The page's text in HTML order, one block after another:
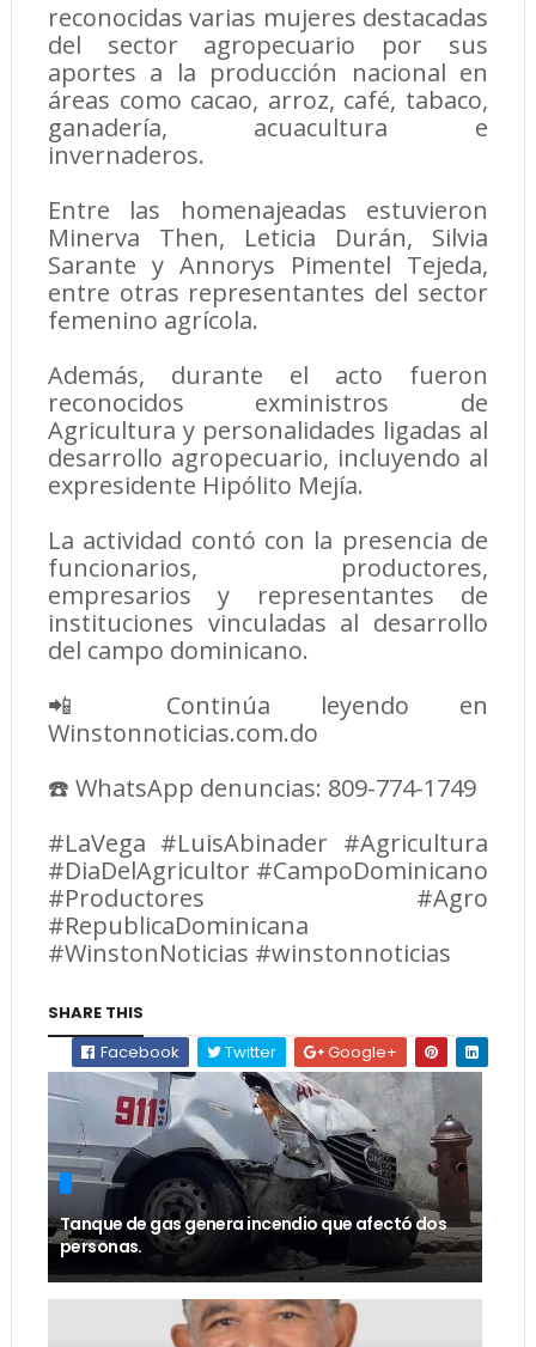
reconocidas varias mujeres destacadas
del sector agropecuario por sus
aportes a la producción nacional en
áreas como cacao, arroz, café, tabaco,
ganadería, acuacultura e
invernaderos.
Entre las homenajeadas estuvieron
Minerva Then, Leticia Durán, Silvia
Sarante y Annorys Pimentel Tejeda,
entre otras representantes del sector
femenino agrícola.
Además, durante el acto fueron
reconocidos exministros de
Agricultura y personalidades ligadas al
desarrollo agropecuario, incluyendo al
expresidente Hipólito Mejía.
La actividad contó con la presencia de
funcionarios, productores,
empresarios y representantes de
instituciones vinculadas al desarrollo
del campo dominicano.
📲 Continúa leyendo en
Winstonnoticias.com.do
☎️ WhatsApp denuncias: 809-774-1749
#LaVega #LuisAbinader #Agricultura
#DiaDelAgricultor #CampoDominicano
#Productores #Agro
#RepublicaDominicana
#WinstonNoticias #winstonnoticias
SHARE THIS
Facebook
Twitter Google+
Tanque de gas genera incendio que afectó dos
personas.